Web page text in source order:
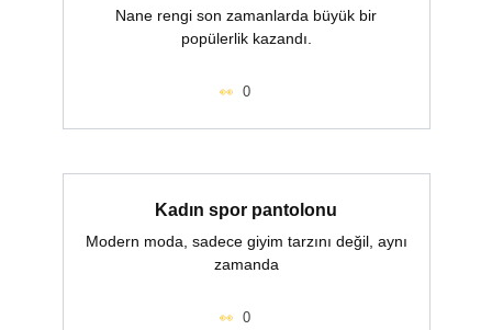
Nane rengi son zamanlarda büyük bir
popülerlik kazandı.
0
Kadın spor pantolonu
Modern moda, sadece giyim tarzını değil, aynı
zamanda
0